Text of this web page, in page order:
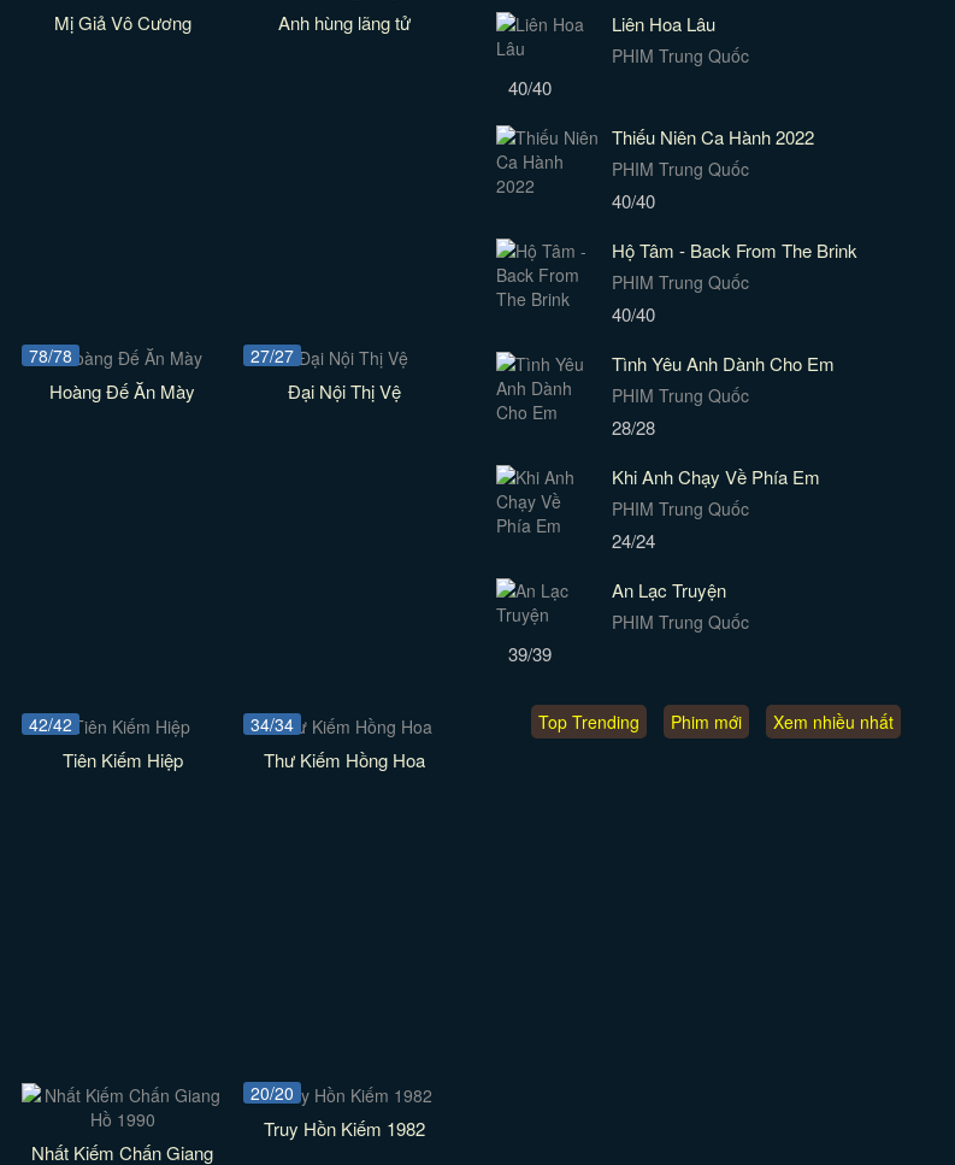
Mị Giả Vô Cương Anh hùng lãng tử
78/78
Hoàng Đế Ăn Mày
27/27
Đại Nội Thị Vệ
42/42
Tiên Kiếm Hiệp
34/34
Thư Kiếm Hồng Hoa
Nhất Kiếm Chấn Giang
20/20
Truy Hồn Kiếm 1982
Liên Hoa Lâu
PHIM Trung Quốc
40/40
Thiếu Niên Ca Hành 2022
PHIM Trung Quốc
40/40
Hộ Tâm - Back From The Brink
PHIM Trung Quốc
40/40
Tình Yêu Anh Dành Cho Em
PHIM Trung Quốc
28/28
Khi Anh Chạy Về Phía Em
PHIM Trung Quốc
24/24
An Lạc Truyện
PHIM Trung Quốc
39/39
Top Trending Phim mới Xem nhiều nhất